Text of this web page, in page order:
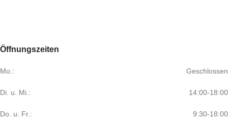
Öffnungszeiten
Mo.: Geschlossen
Di. u. Mi.: 14:00-18:00
Do. u. Fr.: 9:30-18:00